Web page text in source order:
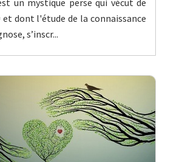
un mystique perse qui vécut de
et dont l'étude de la connaissance
s’inscr...